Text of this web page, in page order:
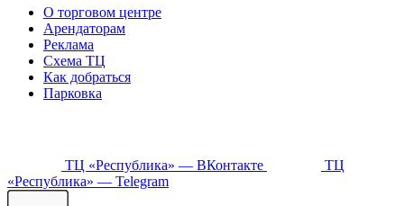
О торговом центре
Арендаторам
Реклама
Схема ТЦ
Как добраться
Парковка
ТЦ «Республика» — ВКонтакте
ТЦ
«Республика» — Telegram